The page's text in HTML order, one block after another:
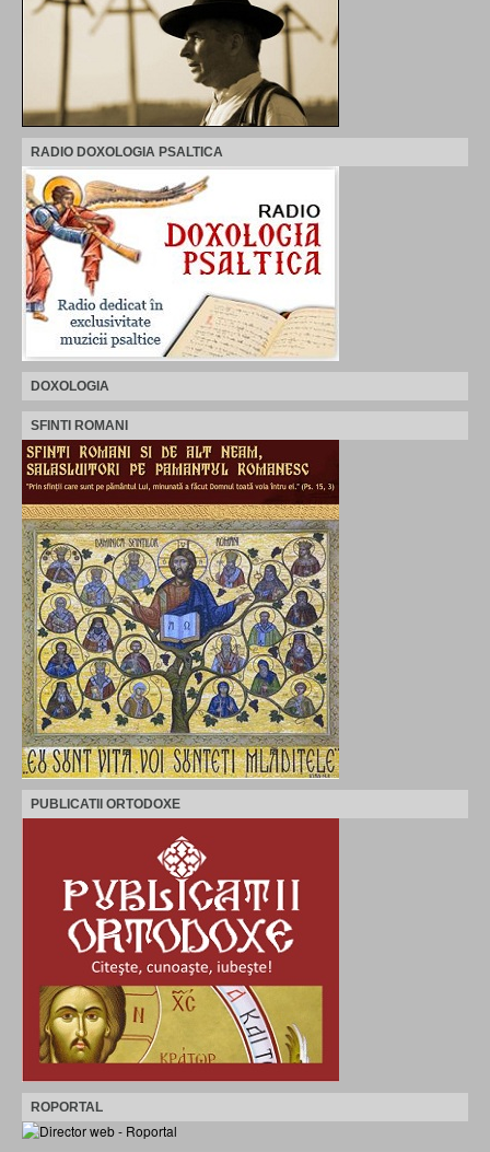
RADIO DOXOLOGIA PSALTICA
DOXOLOGIA
SFINTI ROMANI
PUBLICATII ORTODOXE
ROPORTAL